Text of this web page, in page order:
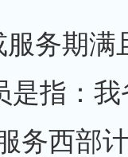
期满
指：我
务西部